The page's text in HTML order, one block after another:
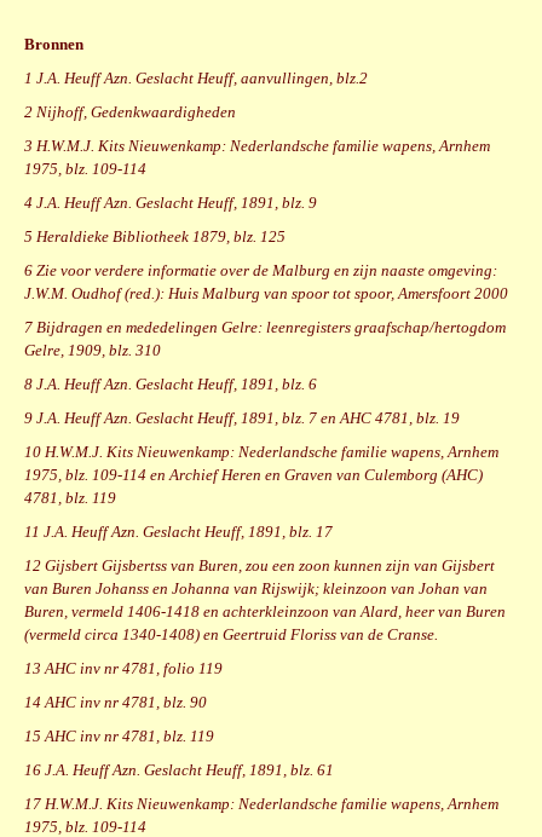
Bronnen
1 J.A. Heuff Azn. Geslacht Heuff, aanvullingen, blz.2
2 Nijhoff, Gedenkwaardigheden
3 H.W.M.J. Kits Nieuwenkamp: Nederlandsche familie wapens, Arnhem
1975, blz. 109-114
4 J.A. Heuff Azn. Geslacht Heuff, 1891, blz. 9
5 Heraldieke Bibliotheek 1879, blz. 125
6 Zie voor verdere informatie over de Malburg en zijn naaste omgeving:
J.W.M. Oudhof (red.): Huis Malburg van spoor tot spoor, Amersfoort 2000
7 Bijdragen en mededelingen Gelre: leenregisters graafschap/hertogdom
Gelre, 1909, blz. 310
8 J.A. Heuff Azn. Geslacht Heuff, 1891, blz. 6
9 J.A. Heuff Azn. Geslacht Heuff, 1891, blz. 7 en AHC 4781, blz. 19
10 H.W.M.J. Kits Nieuwenkamp: Nederlandsche familie wapens, Arnhem
1975, blz. 109-114 en Archief Heren en Graven van Culemborg (AHC)
4781, blz. 119
11 J.A. Heuff Azn. Geslacht Heuff, 1891, blz. 17
12 Gijsbert Gijsbertss van Buren, zou een zoon kunnen zijn van Gijsbert
van Buren Johanss en Johanna van Rijswijk; kleinzoon van Johan van
Buren, vermeld 1406-1418 en achterkleinzoon van Alard, heer van Buren
(vermeld circa 1340-1408) en Geertruid Floriss van de Cranse.
13 AHC inv nr 4781, folio 119
14 AHC inv nr 4781, blz. 90
15 AHC inv nr 4781, blz. 119
16 J.A. Heuff Azn. Geslacht Heuff, 1891, blz. 61
17 H.W.M.J. Kits Nieuwenkamp: Nederlandsche familie wapens, Arnhem
1975, blz. 109-114